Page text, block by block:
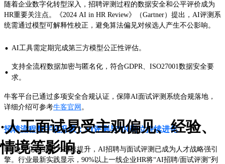
·人工面试易受主观偏见、经验、
情境等影响。
随着企业数字化转型深入，招聘评测过程的数据安全和公平评价成为
HR重要关注点。《2024 AI in HR Review》（Gartner）提出，AI评测系
统需通过模型可解释性校正，避免算法偏见对候选人产生不公影响。
· AI工具需定期完成第三方模型公正性评估。
· 支持全流程数据加密与匿名化，符合GDPR、ISO27001数据安全要
求。
牛客平台已通过多项安全合规认证，保障AI面试评测系统合规落地，
详细介绍可参考牛客官网 。
招聘流程数字化升级：AI评测与HR岗位持续进化
HR数字化专业能力迅速提升，AI招聘与面试评测已成为人才战略强引
擎。行业最新实践显示，90%以上一线企业HR将“AI招聘/面试评测”列